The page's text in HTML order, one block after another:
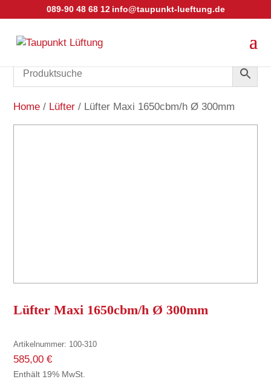
089-90 48 68 12 info@taupunkt-lueftung.de
Home / Lüfter / Lüfter Maxi 1650cbm/h Ø 300mm
Lüfter Maxi 1650cbm/h Ø 300mm
Artikelnummer: 100-310
585,00€
Enthält 19% MwSt.